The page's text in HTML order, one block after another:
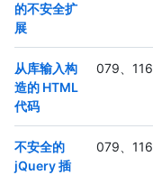
的不安全扩
展
从库输入构
造的 HTML
代码
079、116
不安全的
jQuery 插
079、116